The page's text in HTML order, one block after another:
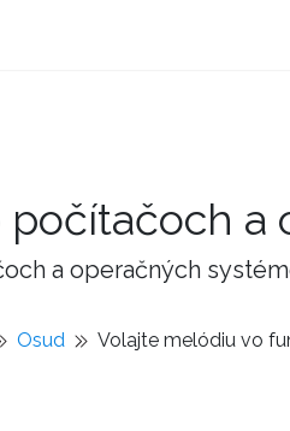
počítačoch
a operačných
Osud Volajte melódiu vo